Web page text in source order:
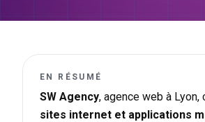
EN RÉSUMÉ
SW Agency, agence web à Lyon,
sites internet et applications